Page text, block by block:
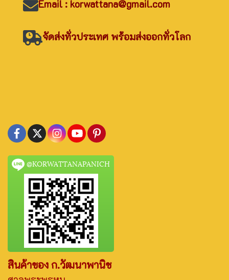
Email : korwattana@gmail.com
จัดส่งทั่วประเทศ พร้อมส่งออกทั่วโลก
@KORWATTANAPANICH
สินค้าของ ก.วัฒนาพานิช